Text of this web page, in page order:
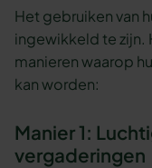
Het gebruiken van
ingewikkeld te zijn.
manieren waarop
kan worden:
Manier 1:
vergaderingen